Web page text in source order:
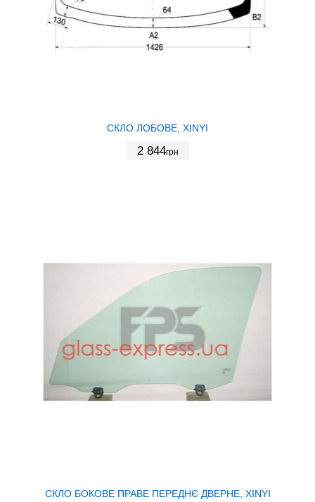
СКЛО ЛОБОВЕ, XINYI
2 844грн
СКЛО БОКОВЕ ПРАВЕ ПЕРЕДНЄ ДВЕРНЕ, XINYI